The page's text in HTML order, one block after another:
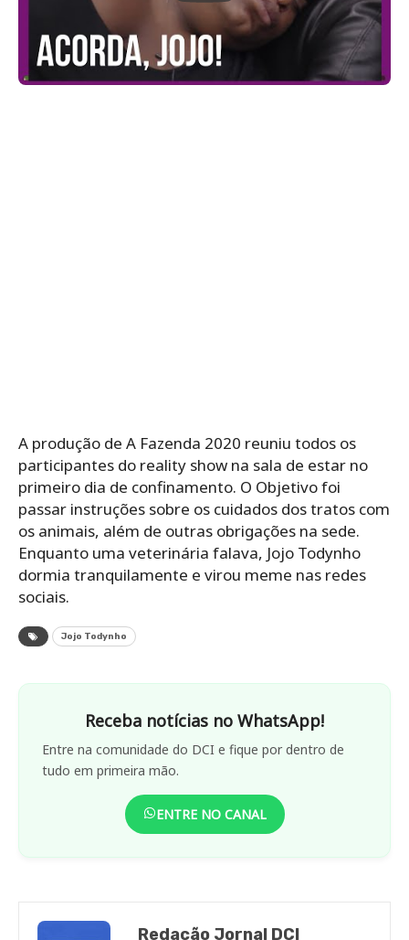
A produção de A Fazenda 2020 reuniu todos os
participantes do reality show na sala de estar no
primeiro dia de confinamento. O Objetivo foi
passar instruções sobre os cuidados dos tratos com
os animais, além de outras obrigações na sede.
Enquanto uma veterinária falava, Jojo Todynho
dormia tranquilamente e virou meme nas redes
sociais.
Jojo Todynho
Receba notícias no WhatsApp!
Entre na comunidade do DCI e fique por dentro de
tudo em primeira mão.
ENTRE NO CANAL
Redação Jornal DCI